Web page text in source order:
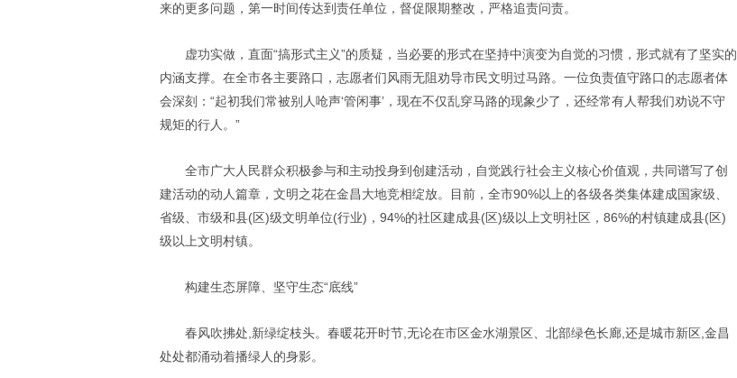
来的更多问题，第一时间传达到责任单位，督促限期整改，严格追责问责。
虚功实做，直面“搞形式主义”的质疑，当必要的形式在坚持中演变为自觉的习惯，形式就有了坚实的
内涵支撑。在全市各主要路口，志愿者们风雨无阻劝导市民文明过马路。一位负责值守路口的志愿者体
会深刻：“起初我们常被别人呛声‘管闲事’，现在不仅乱穿马路的现象少了，还经常有人帮我们劝说不守
规矩的行人。”
全市广大人民群众积极参与和主动投身到创建活动，自觉践行社会主义核心价值观，共同谱写了创
建活动的动人篇章，文明之花在金昌大地竞相绽放。目前，全市90%以上的各级各类集体建成国家级、
省级、市级和县(区)级文明单位(行业) ， 94%的社区建成县(区)级以上文明社区， 86%的村镇建成县(区)
级以上文明村镇。
构建生态屏障、坚守生态“底线”
春风吹拂处 新绿绽枝头。春暖花开时节 无论在市区金水湖景区、北部绿色长廊 还是城市新区 金昌
处处都涌动着播绿人的身影。